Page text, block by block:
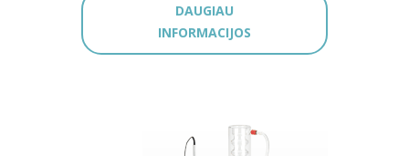
DAUGIAU
INFORMACIJOS